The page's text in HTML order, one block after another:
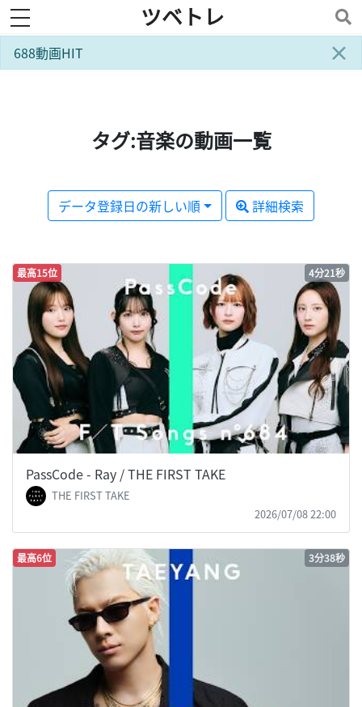
toggle navigation ツベトレ
×
688動画HIT
タグ:音楽の動画一覧
データ登録日の新しい順 詳細検索
最高15位 4分21秒
PassCode - Ray / THE FIRST TAKE
THE FIRST TAKE
2026/07/08 22:00
最高6位 3分38秒